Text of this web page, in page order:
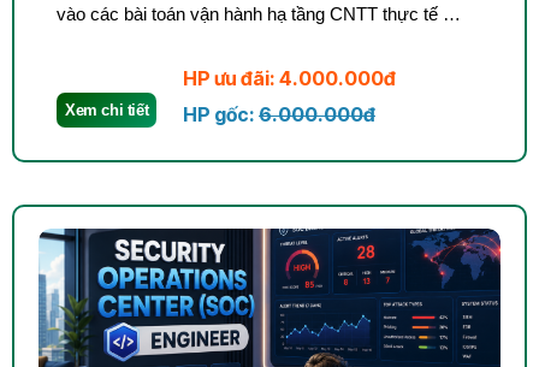
vào các bài toán vận hành hạ tầng CNTT thực tế …
HP ưu đãi: 4.000.000đ
HP gốc: 6.000.000đ
Xem chi tiết